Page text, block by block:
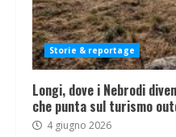
Storie & reportage
Longi, dove i Nebrodi
che punta sul turismo
4 giugno 2026